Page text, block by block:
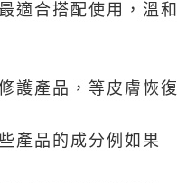
適合搭配使用，溫和
護產品，等皮膚恢復
產品的成分例如果